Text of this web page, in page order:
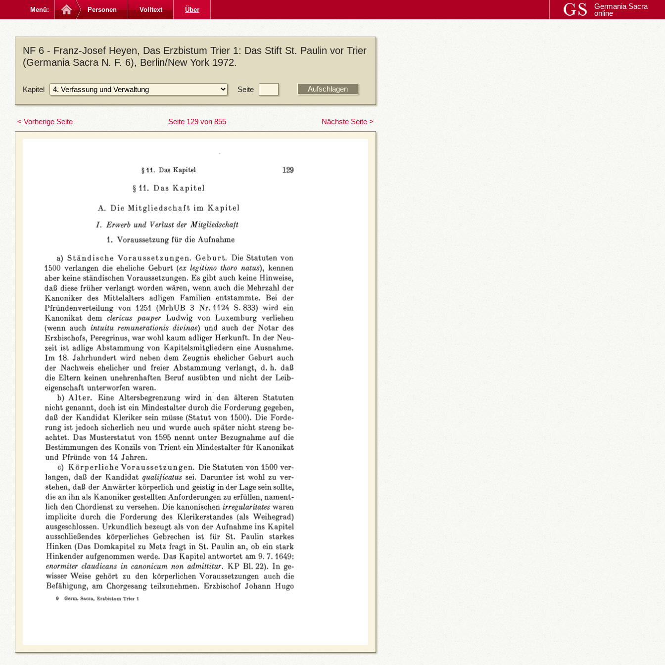
Menü: Personen Volltext Über
Germania Sacra
online
NF 6 - Franz-Josef Heyen, Das Erzbistum Trier 1: Das Stift St. Paulin vor Trier
(Germania Sacra N. F. 6), Berlin/New York 1972.
Kapitel Seite
< Vorherige Seite Seite 129 von 855 Nächste Seite >